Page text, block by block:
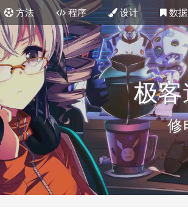
方法 程序 设计 数据
极
修